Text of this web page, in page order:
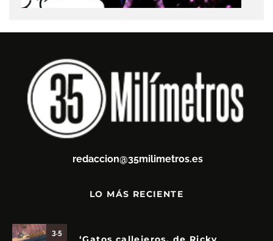
redaccion@35milimetros.es
LO MÁS RECIENTE
3.5